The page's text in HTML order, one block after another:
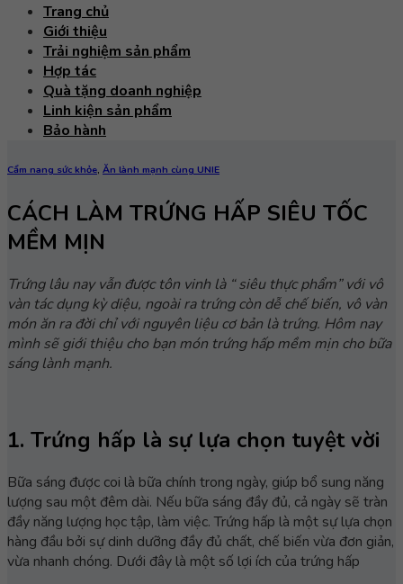
Trang chủ
Giới thiệu
Trải nghiệm sản phẩm
Hợp tác
Quà tặng doanh nghiệp
Linh kiện sản phẩm
Bảo hành
Cẩm nang sức khỏe, Ăn lành mạnh cùng UNIE
CÁCH LÀM TRỨNG HẤP SIÊU TỐC
MỀM MỊN
Trứng lâu nay vẫn được tôn vinh là “ siêu thực phẩm” với vô
vàn tác dụng kỳ diệu, ngoài ra trứng còn dễ chế biến, vô vàn
món ăn ra đời chỉ với nguyên liệu cơ bản là trứng. Hôm nay
mình sẽ giới thiệu cho bạn món trứng hấp mềm mịn cho bữa
sáng lành mạnh.
1. Trứng hấp là sự lựa chọn tuyệt vời
Bữa sáng được coi là bữa chính trong ngày, giúp bổ sung năng
lượng sau một đêm dài. Nếu bữa sáng đầy đủ, cả ngày sẽ tràn
đầy năng lượng học tập, làm việc. Trứng hấp là một sự lựa chọn
hàng đầu bởi sự dinh dưỡng đầy đủ chất, chế biến vừa đơn giản,
vừa nhanh chóng. Dưới đây là một số lợi ích của trứng hấp